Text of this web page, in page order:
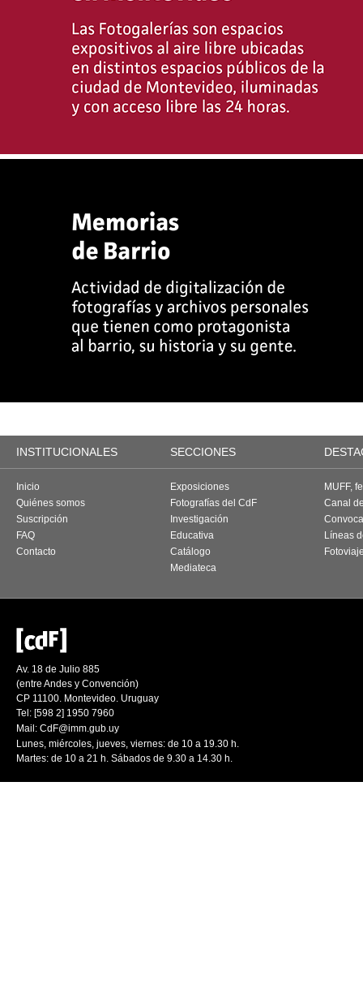
INSTITUCIONALES SECCIONES
Inicio
Quiénes somos
Suscripción
FAQ
Contacto
Exposiciones
Fotografías del CdF
Investigación
Educativa
Catálogo
Mediateca
MUFF,
Canal
Líneas
Av. 18 de Julio 885
(entre Andes y Convención)
CP 11100. Montevideo. Uruguay
Tel: [598 2] 1950 7960
Mail: CdF@imm.gub.uy
Lunes, miércoles, jueves, viernes: de 10 a 19.30 h.
Martes: de 10 a 21 h. Sábados de 9.30 a 14.30 h.